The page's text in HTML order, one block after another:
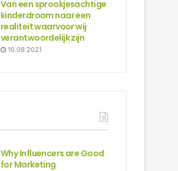
Van een sprookjesachtige
kinderdroom naar een
realiteit waarvoor wij
verantwoordelijk zijn
10.09.2021
Why Influencers are Good
for Marketing